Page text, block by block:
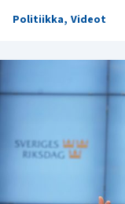
Politiikka, Videot